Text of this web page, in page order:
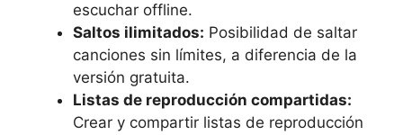
escuchar offline.
Saltos ilimitados: Posibilidad de saltar
canciones sin límites, a diferencia de la
versión gratuita.
Listas de reproducción compartidas:
Crear y compartir listas de reproducción